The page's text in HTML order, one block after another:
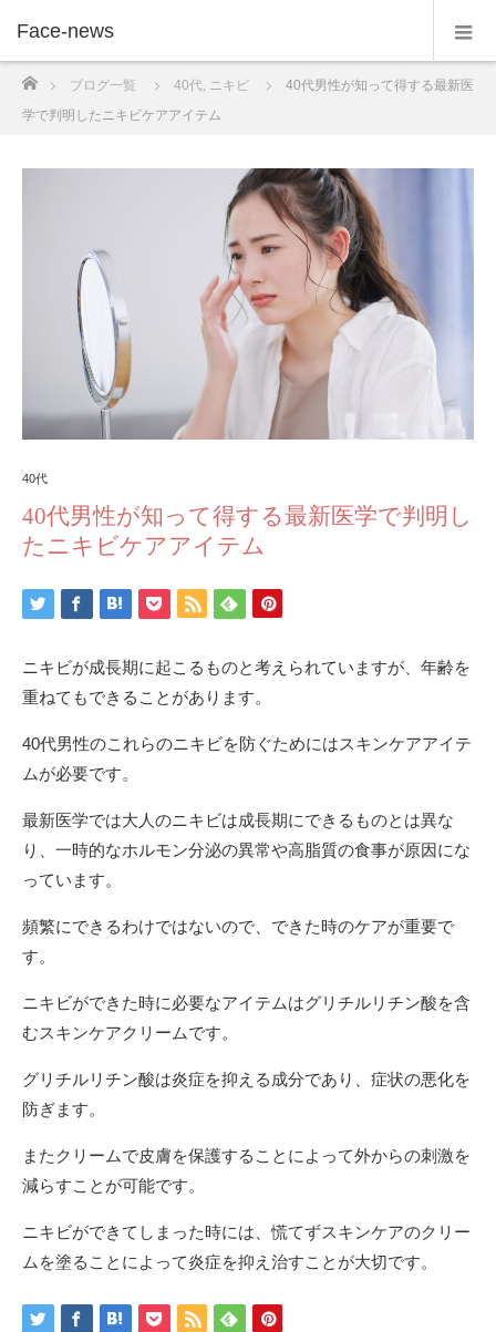
Face-news
ブログ一覧 40代, ニキビ
40代男性が知って得する最新医
学で判明したニキビケアアイテム
40代
40代男性が知って得する最新医学で判明し
たニキビケアアイテム
ニキビが成長期に起こるものと考えられていますが、年齢を
重ねてもできることがあります。
40代男性のこれらのニキビを防ぐためにはスキンケアアイテ
ムが必要です。
最新医学では大人のニキビは成長期にできるものとは異な
り、一時的なホルモン分泌の異常や高脂質の食事が原因にな
っています。
頻繁にできるわけではないので、できた時のケアが重要で
す。
ニキビができた時に必要なアイテムはグリチルリチン酸を含
むスキンケアクリームです。
グリチルリチン酸は炎症を抑える成分であり、症状の悪化を
防ぎます。
またクリームで皮膚を保護することによって外からの刺激を
減らすことが可能です。
ニキビができてしまった時には、慌てずスキンケアのクリー
ムを塗ることによって炎症を抑え治すことが大切です。